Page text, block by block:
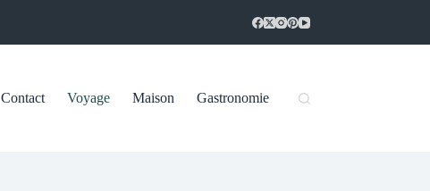
Contact Voyage Maison Gastronomie